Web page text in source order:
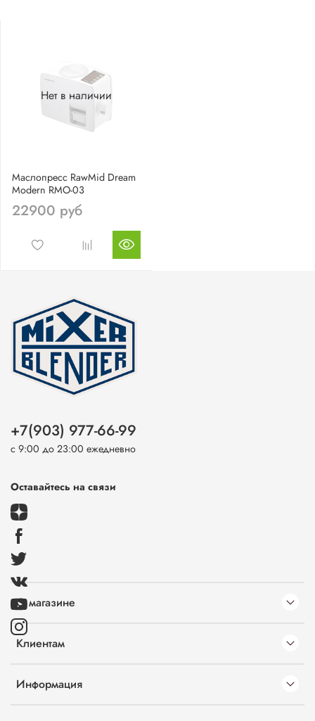
Нет в наличии
Маслопресс RawMid Dream
Modern RMO-03
22900 руб
О магазине
Клиентам
Информация
+7(903) 977-66-99
с 9:00 до 23:00 ежедневно
Оставайтесь на связи